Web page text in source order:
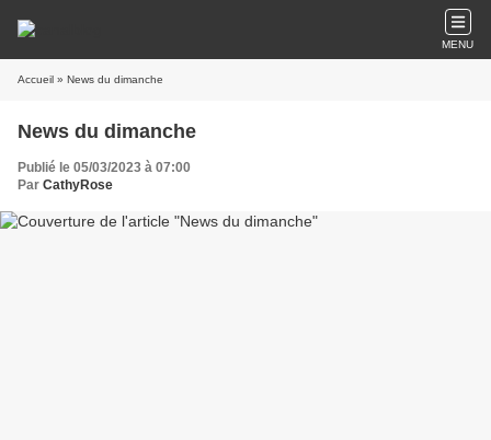
MENU
Accueil » News du dimanche
News du dimanche
Publié le 05/03/2023 à 07:00
Par CathyRose